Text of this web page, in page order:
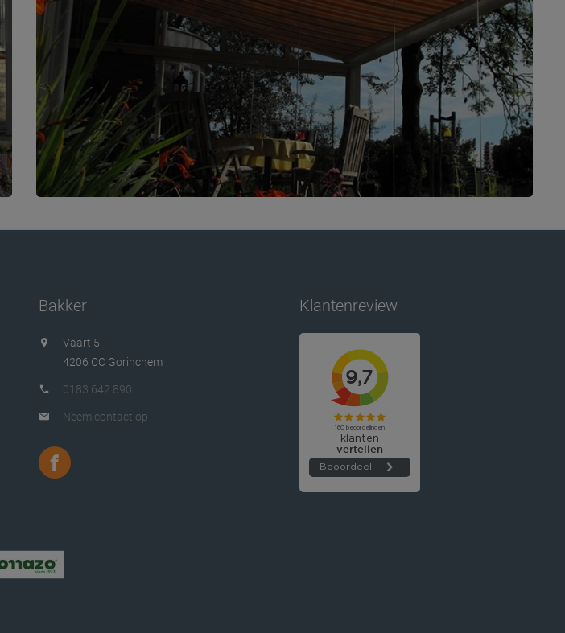
Bakker
Vaart 5
4206 CC Gorinchem
0183 642 890
Neem contact op
Klantenreview